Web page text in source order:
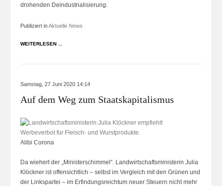
drohenden Deindustrialisierung.
Publiziert inAktuelle News
WEITERLESEN ...
Samstag, 27 Juni 2020 14:14
Auf dem Weg zum Staatskapitalismus
Alibi Corona
Da wiehert der „Ministerschimmel“. Landwirtschaftsministerin Julia
Klöckner ist offensichtlich – selbst im Vergleich mit den Grünen und
der Linkspartei – im Erfindungsreichtum neuer Steuern nicht mehr